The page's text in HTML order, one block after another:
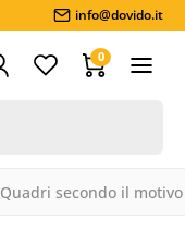
info@dovido.it
0
Quadri secondo il motivo